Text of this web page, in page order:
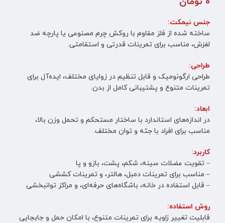
جنس نیمکت:
ساخته شده از فلز مقاوم با روکش چرم مصنوعی یا پارچه ضد
لغزش، مناسب برای تمرینات قدرتی و استقامتی.
طراحی:
طراحی ارگونومیک و قابل تنظیم در زوایای مختلف، ایده‌آل برای
تمرینات متنوع و پشتیبانی کامل از بدن.
ابعاد:
در اندازه‌های استاندارد با ساختار مستحکم و تحمل وزن بالا،
مناسب برای افراد با جثه و توان مختلف.
کاربرد:
– تقویت عضلات سینه، شکم، پشت، بازو و پا
– مناسب برای تمرینات دمبل، هالتر، و تمرینات کششی
– قابل استفاده در خانه، باشگاه‌های حرفه‌ای، و مراکز توانبخشی
روش استفاده:
قابلیت تغییر زاویه برای تمرینات متنوع، با امکان حمل و جابجایی